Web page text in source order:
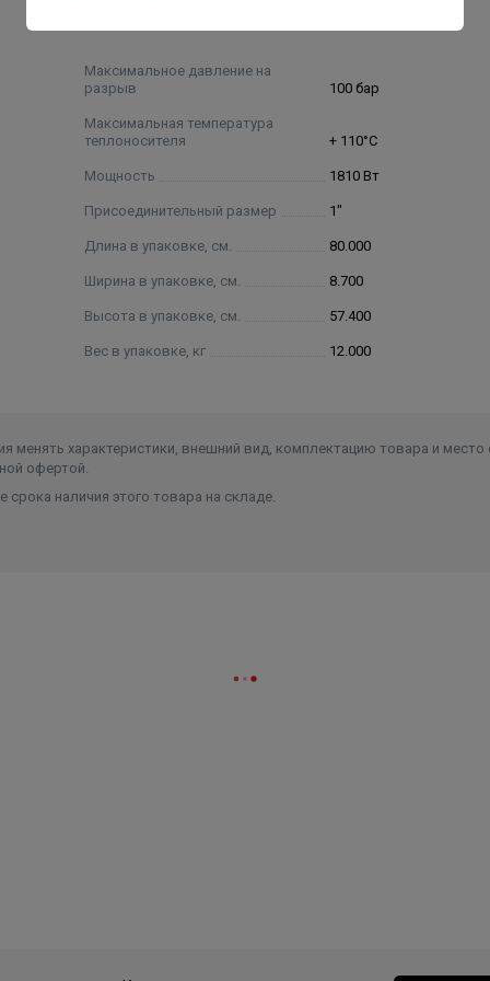
Максимальное давление на
разрыв
100 бар
Максимальная температура
теплоносителя
+ 110°С
Мощность 1810 Вт
Присоединительный размер 1"
Длина в упаковке, см. 80.000
Ширина в упаковке, см. 8.700
Высота в упаковке, см. 57.400
Вес в упаковке, кг 12.000
менять характеристики, внешний вид, комплектацию товара и место
офертой.
наличия этого товара на складе.